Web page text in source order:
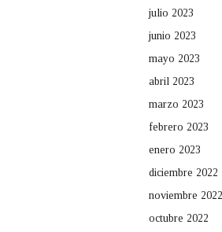
julio 2023
junio 2023
mayo 2023
abril 2023
marzo 2023
febrero 2023
enero 2023
diciembre 2022
noviembre 2022
octubre 2022